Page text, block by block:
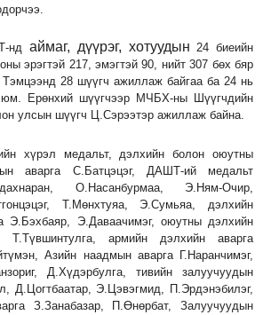
нд аймаг, дүүрэг, хотуудын24 биеийн
эрэгтэй 217, эмэгтэй 90, нийт 307 бөх бяр
Тэмцээнд 28 шүүгч ажиллаж байгаа ба 24 нь
Ерөнхий шүүгчээр МЧБХ-ны Шүүгчдийн
улсын шүүгч Ц.Сэрээтэр ажиллаж байна.
хүрэл медальт, дэлхийн болон оюутны
аварга С.Батцэцэг, ДАШТ-ий медальт
О.Насанбурмаа, Э.Ням-Очир,
Т.Мөнхтуяа, Э.Сумьяа, дэлхийн
Э.Бэхбаяр, Э.Даваачимэг, оюутны дэлхийн
Т.Түвшинтулга, армийн дэлхийн аварга
Азийн наадмын аварга Г.Наранчимэг,
Д.Хүдэрбулга, тивийн залуучуудын
Д.Цогтбаатар, Э.Цэвэгмид, П.Эрдэнэбилэг,
З.Занабазар, П.Өнөрбат, Залуучуудын